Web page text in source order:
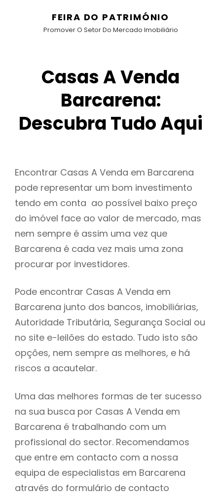
FEIRA DO PATRIMÓNIO
Promover O Setor Do Mercado Imobiliário
Casas A Venda
Barcarena:
Descubra Tudo Aqui
Encontrar Casas A Venda em Barcarena
pode representar um bom investimento
tendo em conta ao possível baixo preço
do imóvel face ao valor de mercado, mas
nem sempre é assim uma vez que
Barcarena é cada vez mais uma zona
procurar por investidores.
Pode encontrar Casas A Venda em
Barcarena junto dos bancos, imobiliárias,
Autoridade Tributária, Segurança Social ou
no site e-leilões do estado. Tudo isto são
opções, nem sempre as melhores, e há
riscos a acautelar.
Uma das melhores formas de ter sucesso
na sua busca por Casas A Venda em
Barcarena é trabalhando com um
profissional do sector. Recomendamos
que entre em contacto com a nossa
equipa de especialistas em Barcarena
através do formulário de contacto